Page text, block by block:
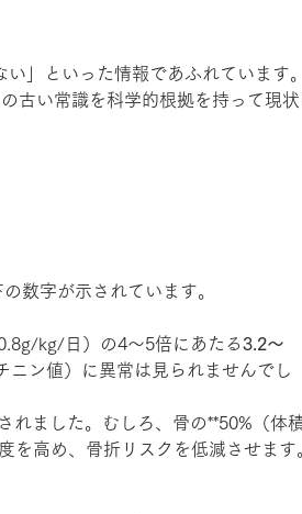
い」といった情報であふれています
古い常識を科学的根拠を持って現状
数字が示されています。
kg/日）の4〜5倍にあたる3.2〜
ニン値）に異常は見られませんでし
れました。むしろ、骨の**50%（体
を高め、骨折リスクを低減させます